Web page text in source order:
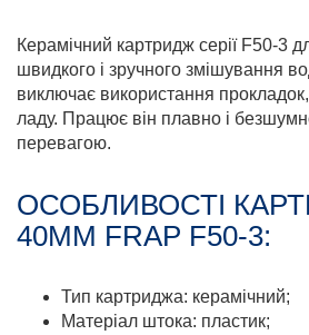
Керамічний картридж серії F50-3
швидкого і зручного змішування
виключає використання прокладок,
ладу. Працює він плавно і
перевагою.
ОСОБЛИВОСТІ
40ММ FRAP F50-3:
Тип картриджа: керамічний;
Матеріал штока: пластик;